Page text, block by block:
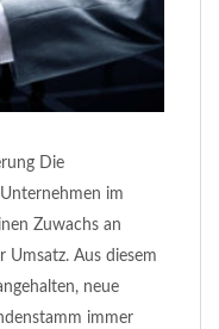
Die
im
Zuwachs an
Umsatz. Aus diesem
neue
immer